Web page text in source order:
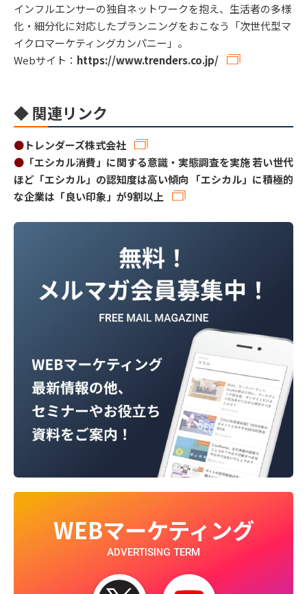
インフルエンサーの独自ネットワークを抱え、生活者の多様
化・細分化に対応したプランニングをおこなう「次世代型マ
イクロマーケティングカンパニー」。
Webサイト： https://www.trenders.co.jp/
◆ 関連リンク
●トレンダーズ株式会社
● 「エシカル消費」に関する意識・実態調査を実施 若い世代
ほど「エシカル」の認知度は高い傾向 「エシカル」に積極的
な企業は「良い印象」が9割以上
WEBマーケティング
ADVERTISING TERM